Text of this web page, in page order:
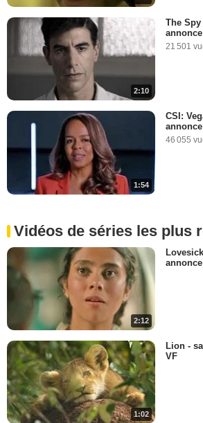
2:10
The
21 501
1:54
CSI:
46 055
Vidéos de séries les plus
2:12
1:02
Lion -
VF